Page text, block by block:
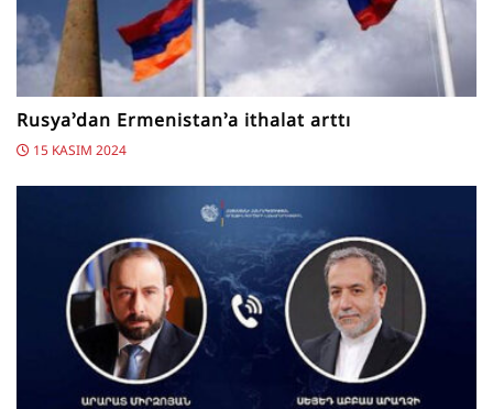
Rusya’dan Ermenistan’a ithalat arttı
15 KASIM 2024